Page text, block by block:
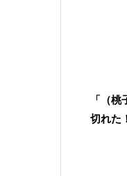
「（
切れた